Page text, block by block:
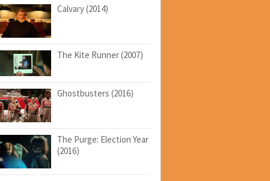
Calvary (2014)
The Kite Runner (2007)
Ghostbusters (2016)
The Purge: Election Year
(2016)